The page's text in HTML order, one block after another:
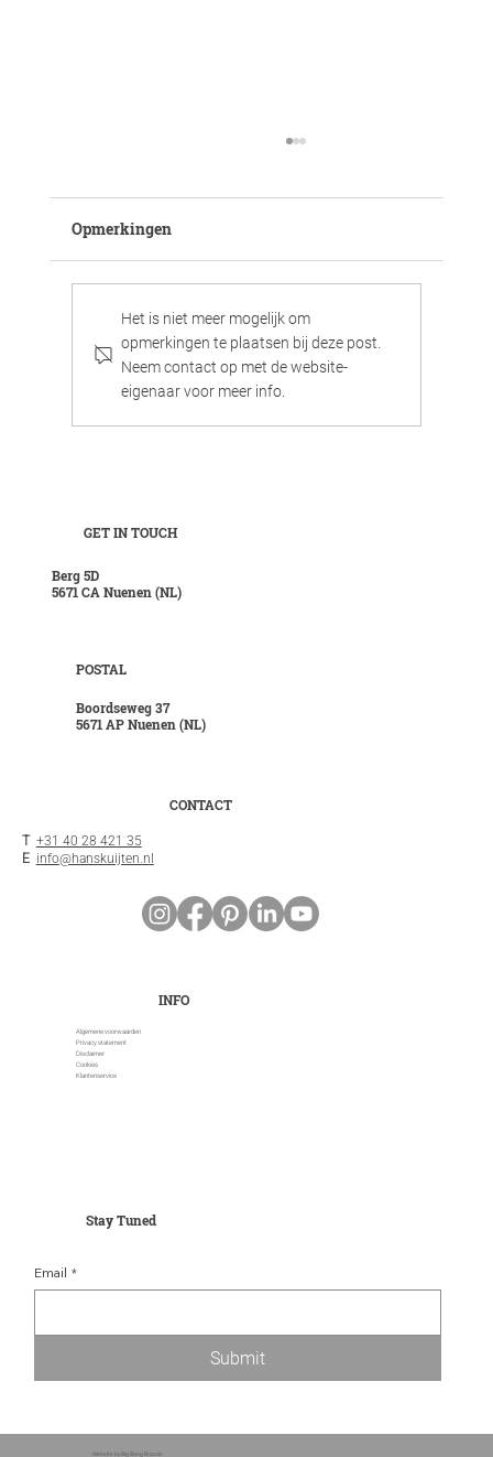
GET IN TOUCH
Berg 5D
5671 CA Nuenen (NL)
INFO
POSTAL
Algemene voorwaarden
Privacy statement
Disclaimer
Cookies
Klantenservice
Boordseweg 37
5671 AP Nuenen (NL)
CONTACT
T +31 40 28 421 35
E info@hanskuijten.nl
Stay Tuned
Email *
Submit
Aan 't 'blauwdoek' meer sterren, de club
bovenaan
Opmerkingen
Het is niet meer mogelijk om
opmerkingen te plaatsen bij deze post.
Neem contact op met de website-
eigenaar voor meer info.
Website by Big Bang Brands